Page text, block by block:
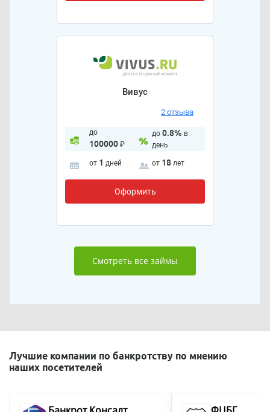
Вивус
2 отзыва
до
100000₽
до 0.8% в
день
от 1 дней от 18 лет
Оформить
Смотреть все займы
Лучшие компании по банкротству по мнению
наших посетителей